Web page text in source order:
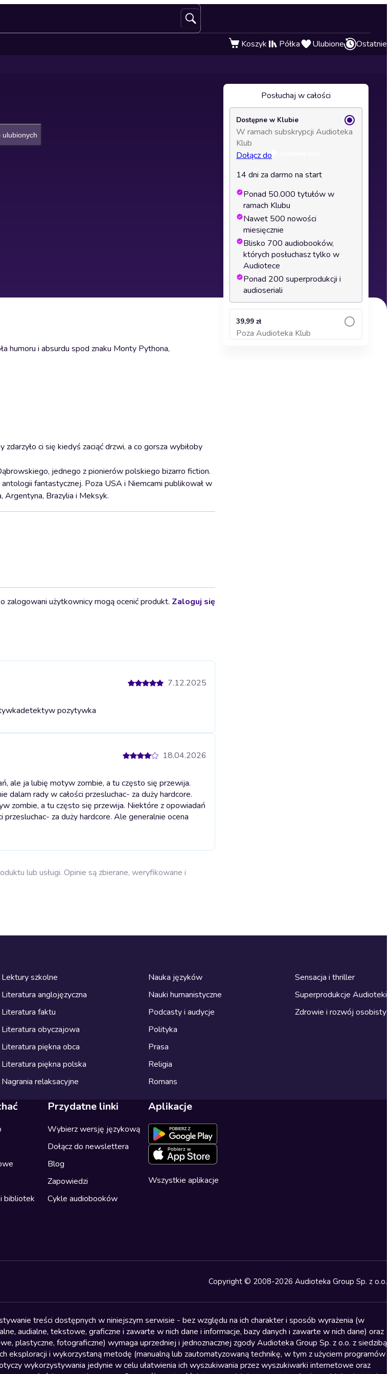
Koszyk Półka Ulubione Ostatnie
ulubionych
humoru i absurdu spod znaku Monty Pythona,
ci się kiedyś zaciąć drzwi, a co gorsza wybiłoby
jednego z pionierów polskiego bizarro fiction.
fantastycznej. Poza USA i Niemcami publikował w
Argentyna, Brazylia i Meksyk.
zalogowani użytkownicy mogą ocenić produkt. Zaloguj się
7.12.2025
detektyw pozytywka
18.04.2026
ale ja lubię motyw zombie, a tu często się przewija.
rady w całości przesluchac- za duży hardcore.
zombie, a tu często się przewija. Niektóre z opowiadań
za duży hardcore. Ale generalnie ocena
lub usługi. Opinie są zbierane, weryfikowane i
Posłuchaj w całości
Dostępne w Klubie
W ramach subskrypcji Audioteka
Klub
Dołącz do
14 dni za darmo na start
Ponad 50.000 tytułów w
ramach Klubu
Nawet 500 nowości
miesięcznie
Blisko 700 audiobooków,
których posłuchasz tylko w
Audiotece
Ponad 200 superprodukcji i
audioseriali
39,99 zł
Poza Audioteka Klub
Dodaj do koszyka
Lektury szkolne
Literatura anglojęzyczna
Literatura faktu
Literatura obyczajowa
Literatura piękna obca
Literatura piękna polska
Nagrania relaksacyjne
Nauka języków
Nauki humanistyczne
Podcasty i audycje
Polityka
Prasa
Religia
Romans
Sensacja i thriller
Superprodukcje Audioteki
Zdrowie i rozwój osobisty
bibliotek
Przydatne linki
Wybierz wersję językową
Dołącz do newslettera
Blog
Zapowiedzi
Cykle audiobooków
Aplikacje
Wszystkie aplikacje
Copyright © 2008-2026 Audioteka Group Sp. z o.o.
treści dostępnych w niniejszym serwisie - bez względu na ich charakter i sposób wyrażenia (w
audialne, tekstowe, graficzne i zawarte w nich dane i informacje, bazy danych i zawarte w nich dane) oraz
plastyczne, fotograficzne) wymaga uprzedniej i jednoznacznej zgody Audioteka Group Sp. z o.o. z siedzibą
eksploracji i wykorzystaną metodę (manualną lub zautomatyzowaną technikę, w tym z użyciem programów
wykorzystywania jedynie w celu ułatwienia ich wyszukiwania przez wyszukiwarki internetowe oraz